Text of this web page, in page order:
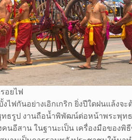
อยไฟ
กันอย่างเอิกเกริก ยิ่งปีใดฝนแล้งจ
รูป งานถือน้ำพิพัฒน์ต่อหน้าพระพุทธ
อีสาน ในฐานะเป็น เครื่องมือของ